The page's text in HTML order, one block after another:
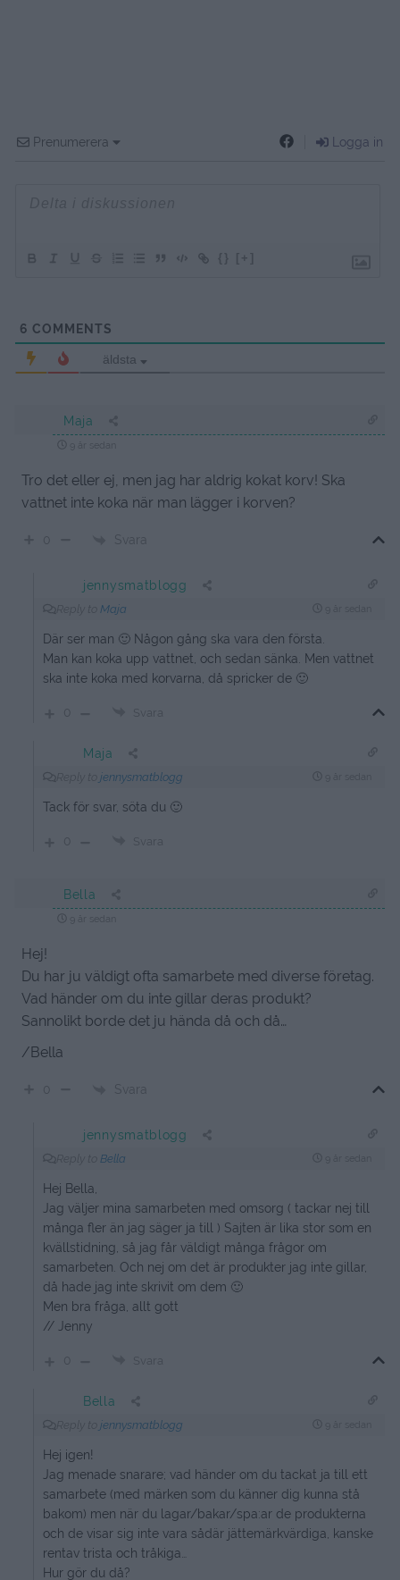
Prenumerera Logga in
{} [+]
6 COMMENTS
äldsta
Maja
Tro det eller ej, men jag har aldrig kokat korv! Ska
vattnet inte koka när man lägger i korven?
Svara
jennysmatblogg
Maja
Där ser man 🙂 Någon gång ska vara den första.
Man kan koka upp vattnet, och sedan sänka. Men vattnet
ska inte koka med korvarna, då spricker de 🙂
Svara
Maja
jennysmatblogg
Tack för svar, söta du 🙂
Svara
Bella
Hej!
Du har ju väldigt ofta samarbete med diverse företag.
Vad händer om du inte gillar deras produkt?
Sannolikt borde det ju hända då och då…
/Bella
Svara
jennysmatblogg
Bella
Hej Bella,
Jag väljer mina samarbeten med omsorg ( tackar nej till
många fler än jag säger ja till ) Sajten är lika stor som en
kvällstidning, så jag får väldigt många frågor om
samarbeten. Och nej om det är produkter jag inte gillar,
då hade jag inte skrivit om dem 🙂
Men bra fråga, allt gott
// Jenny
Svara
Bella
jennysmatblogg
Hej igen!
Jag menade snarare; vad händer om du tackat ja till ett
samarbete (med märken som du känner dig kunna stå
bakom) men när du lagar/bakar/spa:ar de produkterna
och de visar sig inte vara sådär jättemärkvärdiga, kanske
rentav trista och tråkiga…
Hur gör du då?